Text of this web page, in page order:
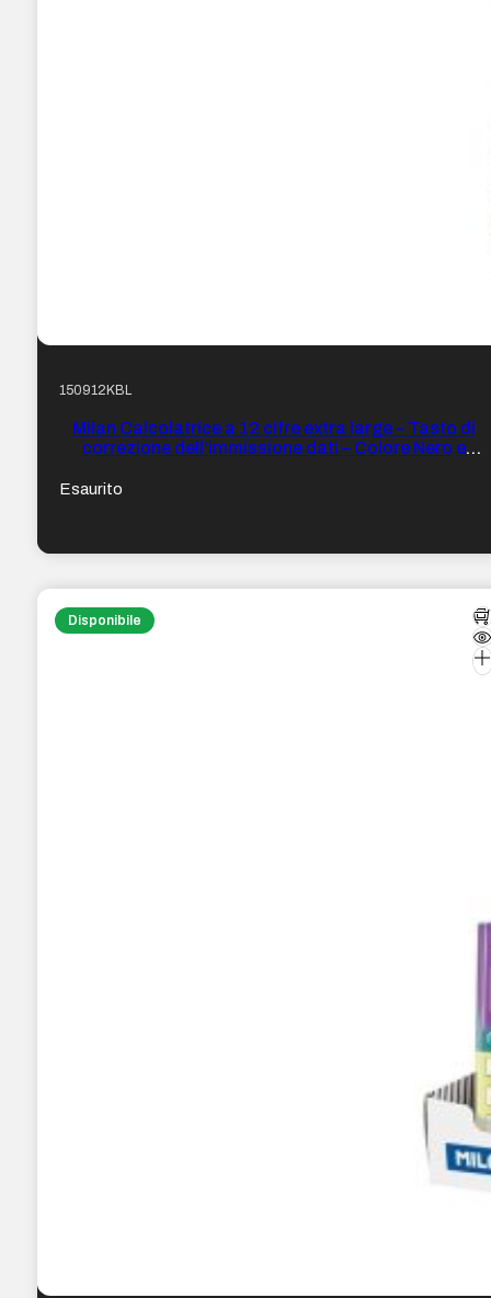
150912KBL
Milan Calcolatrice a 12 cifre extra large – Tasto di
correzione dell’immissione dati – Colore Nero e
Esaurito
Disponibile